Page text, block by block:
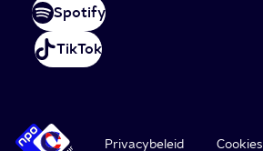
Spotify
TikTok
Privacybeleid Cookies